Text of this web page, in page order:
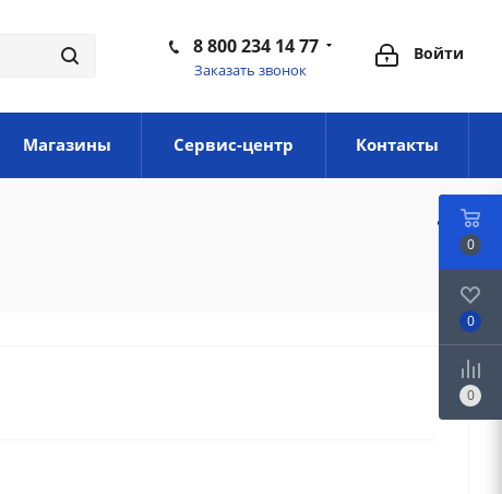
Войти
8 800 234 14 77
Заказать звонок
Магазины Сервис-центр Контакты
0
0
0